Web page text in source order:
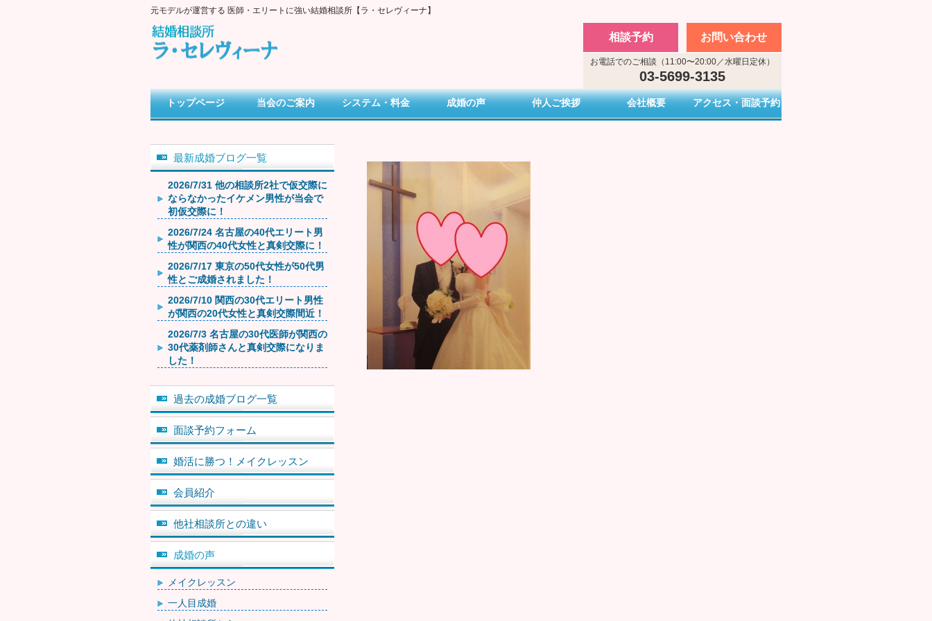
元モデルが運営する 医師・エリートに強い結婚相談所【ラ・セレヴィーナ】
相談予約 お問い合わせ
お電話でのご相談（11:00〜20:00／水曜日定休）
03-5699-3135
トップページ 当会のご案内 システム・料金 成婚の声 仲人ご挨拶 会社概要 アクセス・面談予約
最新成婚ブログ一覧
2026/7/31 他の相談所2社で仮交際に
ならなかったイケメン男性が当会で
初仮交際に！
2026/7/24 名古屋の40代エリート男
性が関西の40代女性と真剣交際に！
2026/7/17 東京の50代女性が50代男
性とご成婚されました！
2026/7/10 関西の30代エリート男性
が関西の20代女性と真剣交際間近！
2026/7/3 名古屋の30代医師が関西の
30代薬剤師さんと真剣交際になりま
した！
過去の成婚ブログ一覧
面談予約フォーム
婚活に勝つ！メイクレッスン
会員紹介
他社相談所との違い
成婚の声
メイクレッスン
一人目成婚